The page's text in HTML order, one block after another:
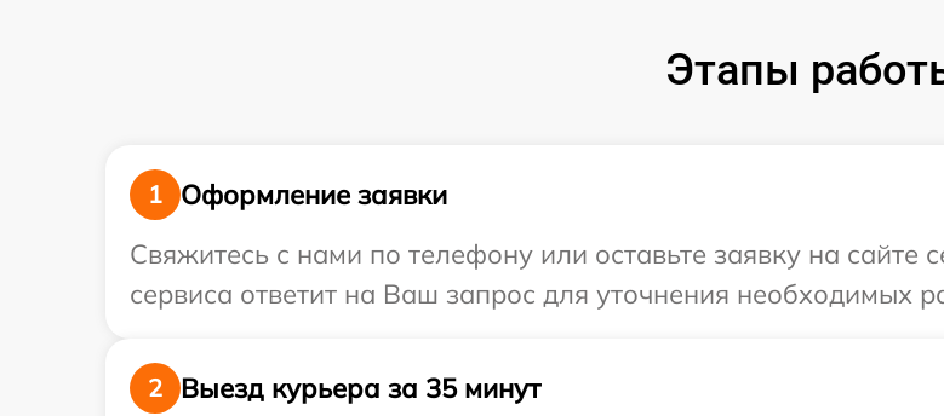
Этапы
1
Оформление заявки
Свяжитесь с нами по телефону или оставьте заявку на сайте
сервиса ответит на Ваш запрос для уточнения необходимых
2
Выезд курьера за 35 минут